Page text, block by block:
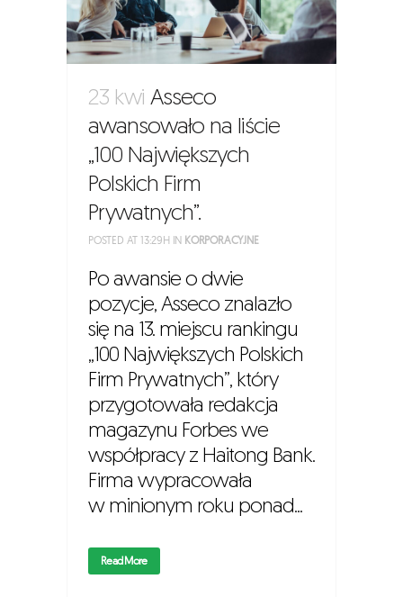
23 kwi Asseco
awansowało na liście
„100 Największych
Polskich Firm
Prywatnych”.
POSTED AT 13:29H IN KORPORACYJNE
Po awansie o dwie
pozycje, Asseco znalazło
się na 13. miejscu rankingu
„100 Największych Polskich
Firm Prywatnych”, który
przygotowała redakcja
magazynu Forbes we
współpracy z Haitong Bank.
Firma wypracowała
w minionym roku ponad...
Read More